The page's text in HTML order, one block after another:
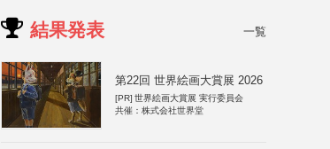
結果発表 一覧
第22回 世界絵画大賞展 2026
[PR] 世界絵画大賞展 実行委員会
共催：株式会社世界堂